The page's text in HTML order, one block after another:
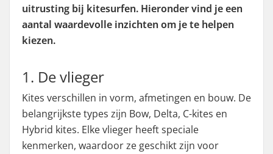
uitrusting bij kitesurfen. Hieronder vind je een
aantal waardevolle inzichten om je te helpen
kiezen.
1. De vlieger
Kites verschillen in vorm, afmetingen en bouw. De
belangrijkste types zijn Bow, Delta, C-kites en
Hybrid kites. Elke vlieger heeft speciale
kenmerken, waardoor ze geschikt zijn voor